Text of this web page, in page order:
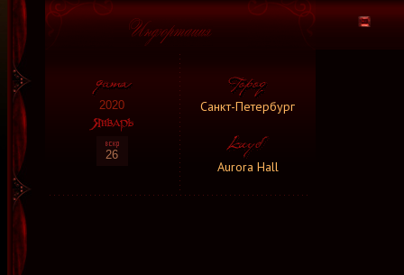
2020
26
Санкт-Петербург
Aurora Hall